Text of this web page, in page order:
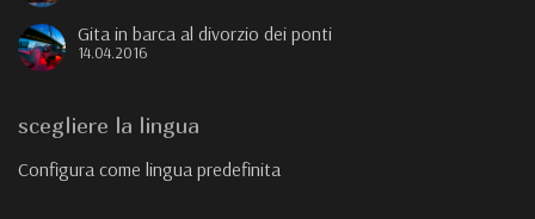
Gita in barca al divorzio dei ponti
14.04.2016
scegliere la lingua
Configura come lingua predefinita